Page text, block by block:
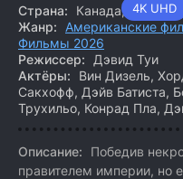
4K UHD
Страна:
Канада, США
Жанр:
Американские
Фильмы 2026
Режиссер:
Дэвид Туи
Актёры:
Вин Дизель,
Сакхофф, Дэйв Батиста,
Трухильо, Конрад Пла,
Описание:
Победив
правителем империи, но